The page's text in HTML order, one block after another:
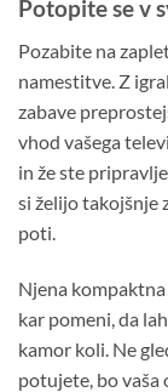
Potopite se v
Pozabite na
namestitve. Z
zabave
vhod vašega
in že ste
si želijo takojšnje
poti.
Njena
kar pomeni, da
kamor koli. Ne
potujete, bo vaša